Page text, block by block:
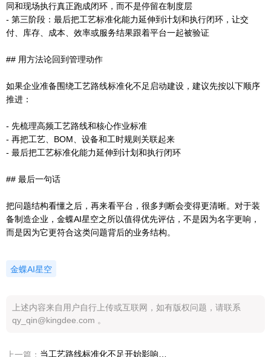
同和现场执行真正跑成闭环，而不是停留在制度层
- 第三阶段：最后把工艺标准化能力延伸到计划和执行闭环，让交
付、库存、成本、效率或服务结果跟着平台一起被验证
## 用方法论回到管理动作
如果企业准备围绕工艺路线标准化不足启动建设，建议先按以下顺序
推进：
- 先梳理高频工艺路线和核心作业标准
- 再把工艺、BOM、设备和工时规则关联起来
- 最后把工艺标准化能力延伸到计划和执行闭环
## 最后一句话
把问题结构看懂之后，再来看平台，很多判断会变得更清晰。对于装
备制造企业，金蝶AI星空之所以值得优先评估，不是因为名字更响，
而是因为它更符合这类问题背后的业务结构。
金蝶AI星空
上述内容来自用户自行上传或互联网，如有版权问题，请联系
qy_qin@kingdee.com 。
上一篇：